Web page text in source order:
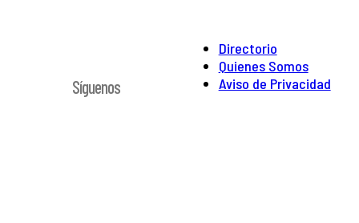
Directorio
Quienes Somos
Aviso de Privacidad
Síguenos